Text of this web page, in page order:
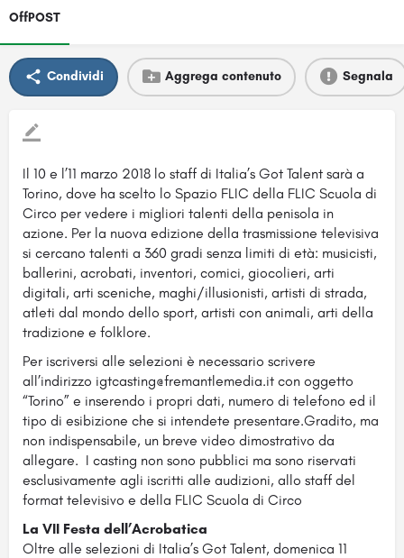
OffPOST
Condividi Aggrega contenuto Segnala
Il 10 e l’11 marzo 2018 lo staff di Italia’s Got Talent sarà a
Torino, dove ha scelto lo Spazio FLIC della FLIC Scuola di
Circo per vedere i migliori talenti della penisola in
azione. Per la nuova edizione della trasmissione televisiva
si cercano talenti a 360 gradi senza limiti di età: musicisti,
ballerini, acrobati, inventori, comici, giocolieri, arti
digitali, arti sceniche, maghi/illusionisti, artisti di strada,
atleti dal mondo dello sport, artisti con animali, arti della
tradizione e folklore.
Per iscriversi alle selezioni è necessario scrivere
all’indirizzo igtcasting@fremantlemedia.it con oggetto
“Torino” e inserendo i propri dati, numero di telefono ed il
tipo di esibizione che si intendete presentare.Gradito, ma
non indispensabile, un breve video dimostrativo da
allegare. I casting non sono pubblici ma sono riservati
esclusivamente agli iscritti alle audizioni, allo staff del
format televisivo e della FLIC Scuola di Circo
La VII Festa dell’Acrobatica
Oltre alle selezioni di Italia’s Got Talent, domenica 11